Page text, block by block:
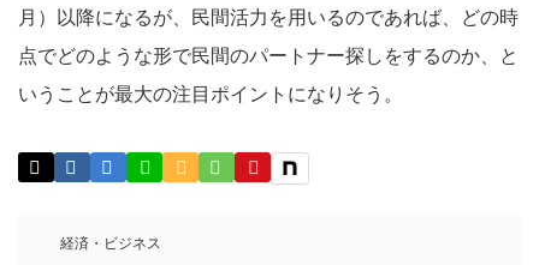
月）以降になるが、民間活力を用いるのであれば、どの時
点でどのような形で民間のパートナー探しをするのか、と
いうことが最大の注目ポイントになりそう。
経済・ビジネス